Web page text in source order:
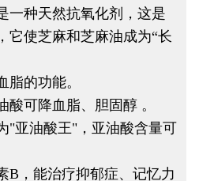
一种天然抗氧化剂，这是
它使芝麻和芝麻油成为“长
脂的功能。
酸可降血脂、胆固醇 。
"亚油酸王"，亚油酸含量可
B，能治疗抑郁症、记忆力